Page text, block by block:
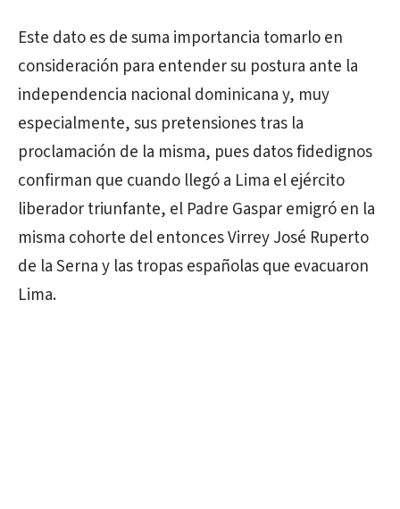
Este dato es de suma importancia tomarlo en
consideración para entender su postura ante la
independencia nacional dominicana y, muy
especialmente, sus pretensiones tras la
proclamación de la misma, pues datos fidedignos
confirman que cuando llegó a Lima el ejército
liberador triunfante, el Padre Gaspar emigró en la
misma cohorte del entonces Virrey José Ruperto
de la Serna y las tropas españolas que evacuaron
Lima.